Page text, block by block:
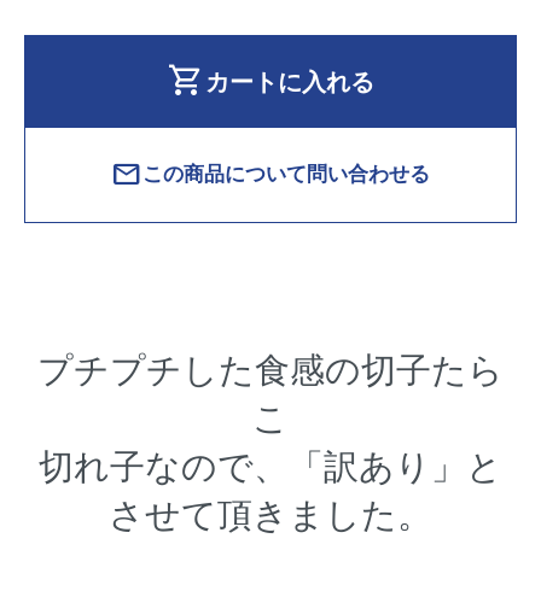
shopping_cart カートに入れる
mail この商品について問い合わせる
プチプチした食感の切子たら
こ
切れ子なので、「訳あり」と
させて頂きました。